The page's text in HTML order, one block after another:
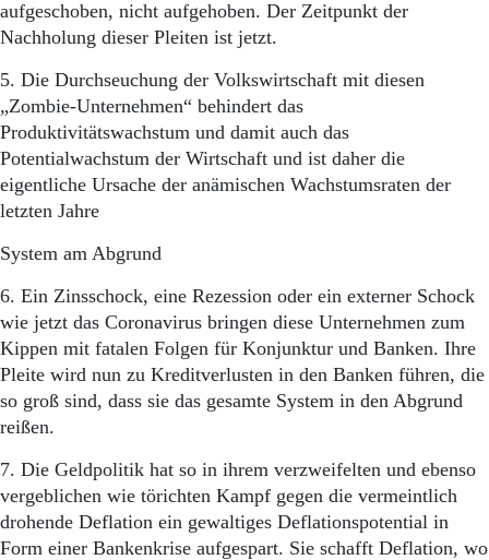
aufgeschoben, nicht aufgehoben. Der Zeitpunkt der
Nachholung dieser Pleiten ist jetzt.
5. Die Durchseuchung der Volkswirtschaft mit diesen
„Zombie-Unternehmen“ behindert das
Produktivitätswachstum und damit auch das
Potentialwachstum der Wirtschaft und ist daher die
eigentliche Ursache der anämischen Wachstumsraten der
letzten Jahre
System am Abgrund
6. Ein Zinsschock, eine Rezession oder ein externer Schock
wie jetzt das Coronavirus bringen diese Unternehmen zum
Kippen mit fatalen Folgen für Konjunktur und Banken. Ihre
Pleite wird nun zu Kreditverlusten in den Banken führen, die
so groß sind, dass sie das gesamte System in den Abgrund
reißen.
7. Die Geldpolitik hat so in ihrem verzweifelten und ebenso
vergeblichen wie törichten Kampf gegen die vermeintlich
drohende Deflation ein gewaltiges Deflationspotential in
Form einer Bankenkrise aufgespart. Sie schafft Deflation, wo